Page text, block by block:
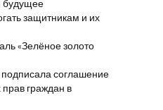
будущее
защитникам и их
«Зелёное золото
соглашение
граждан в